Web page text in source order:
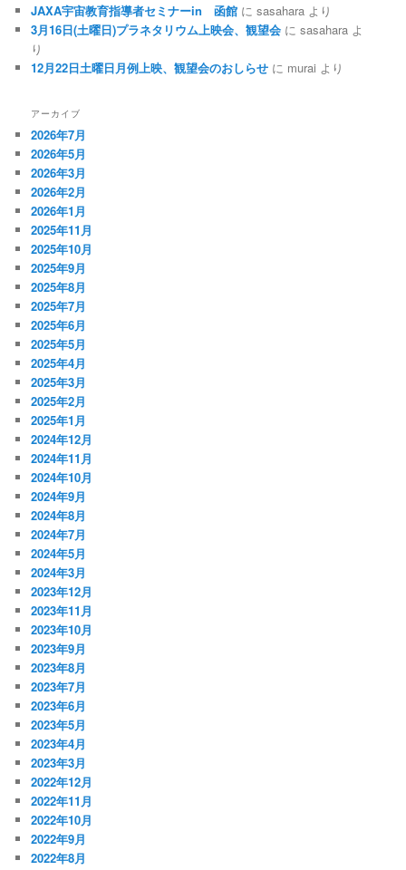
JAXA宇宙教育指導者セミナーin 函館 にsasahara より
3月16日(土曜日)プラネタリウム上映会、観望会 にsasahara よ
り
12月22日土曜日月例上映、観望会のおしらせ に murai より
アーカイブ
2026年7月
2026年5月
2026年3月
2026年2月
2026年1月
2025年11月
2025年10月
2025年9月
2025年8月
2025年7月
2025年6月
2025年5月
2025年4月
2025年3月
2025年2月
2025年1月
2024年12月
2024年11月
2024年10月
2024年9月
2024年8月
2024年7月
2024年5月
2024年3月
2023年12月
2023年11月
2023年10月
2023年9月
2023年8月
2023年7月
2023年6月
2023年5月
2023年4月
2023年3月
2022年12月
2022年11月
2022年10月
2022年9月
2022年8月